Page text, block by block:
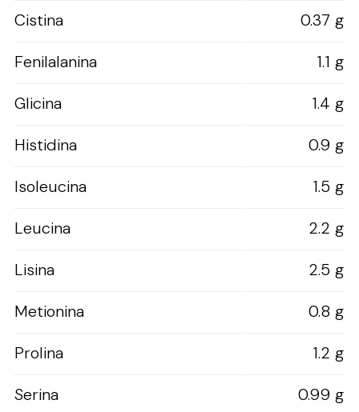
Cistina
0.37 g
Fenilalanina
1.1 g
Glicina
1.4 g
Histidina
0.9 g
Isoleucina
1.5 g
Leucina
2.2 g
Lisina
2.5 g
Metionina
0.8 g
Prolina
1.2 g
Serina
0.99 g